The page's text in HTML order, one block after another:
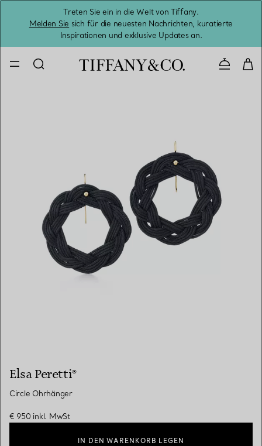
Treten Sie ein in die Welt von Tiffany.
Melden Sie sich für die neuesten Nachrichten, kuratierte
Inspirationen und exklusive Updates an.
Elsa Peretti®
Circle Ohrhänger
€ 950 inkl. MwSt
IN DEN WARENKORB LEGEN